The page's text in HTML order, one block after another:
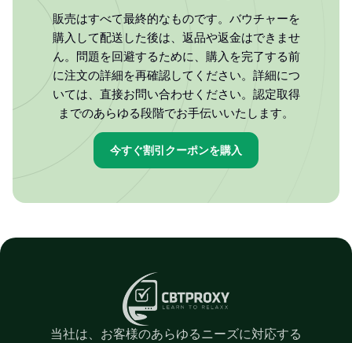
販売はすべて最終的なものです。バウチャーを
購入して配送した後は、返品や返金はできませ
ん。問題を回避するために、購入を完了する前
に注文の詳細を再確認してください。詳細につ
いては、直接お問い合わせください。認定取得
までのあらゆる段階でお手伝いいたします。
今すぐ割引クーポンを購入
当社は、お客様のあらゆるニーズに対応する